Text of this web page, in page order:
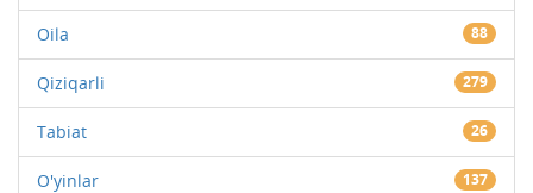
Oila 88
Qiziqarli 279
Tabiat 26
O'yinlar 137